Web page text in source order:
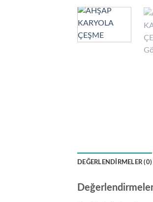
DEĞERLENDIRMELER (0)